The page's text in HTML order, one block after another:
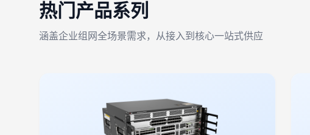
热门产品系列
涵盖企业组网全场景需求，从接入到核心一站式供应